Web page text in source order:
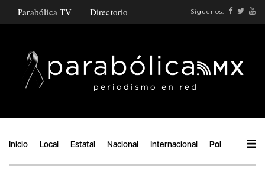
Parabólica TV Directorio Síguenos:
Inicio Local Estatal Nacional Internacional Política